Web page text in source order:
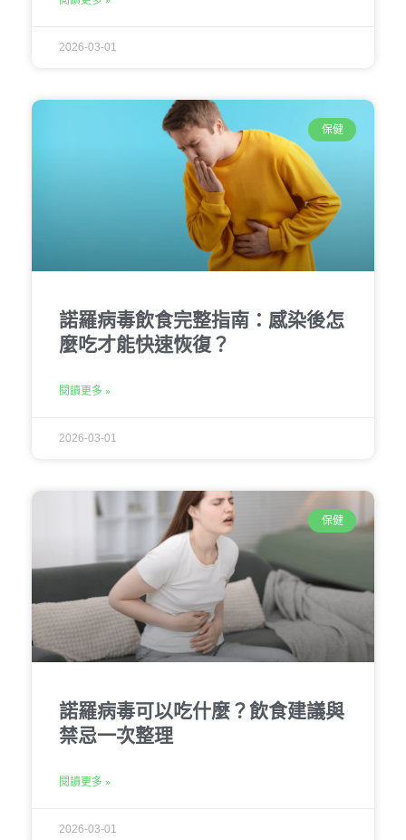
2026-03-01
保健
諾羅病毒飲食完整指南：感染後怎
麼吃才能快速恢復？
閱讀更多 »
2026-03-01
保健
諾羅病毒可以吃什麼？飲食建議與
禁忌一次整理
閱讀更多 »
2026-03-01